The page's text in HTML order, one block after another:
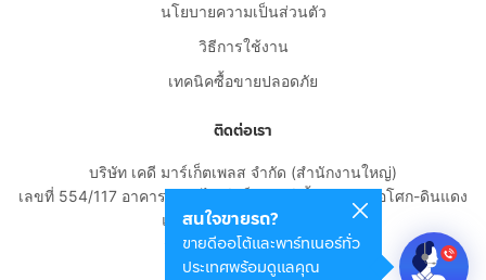
สนใจขายรถ?
ขายดีออโต้และพาร์ทเนอร์ทั่ว
ประเทศพร้อมดูแลคุณ
นโยบายความเป็นส่วนตัว
วิธีการใช้งาน
เทคนิคซื้อขายปลอดภัย
ติดต่อเรา
บริษัท เคดี มาร์เก็ตเพลส จำกัด (สำนักงานใหญ่)
เลขที่ 554/117 อาคารสกายไนน์ เซ็นเตอร์ ชั้น 22 ถนนอโศก-ดินแดง
แขวงดินแดง เขตดินแดง
กรุงเทพมหานคร 10400